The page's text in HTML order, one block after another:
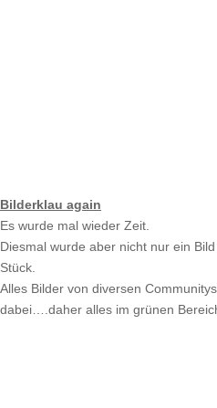
Bilderklau again
Es wurde mal wieder Zeit.
Diesmal wurde aber nicht nur ein
Stück.
Alles Bilder von diversen
dabei….daher alles im grünen